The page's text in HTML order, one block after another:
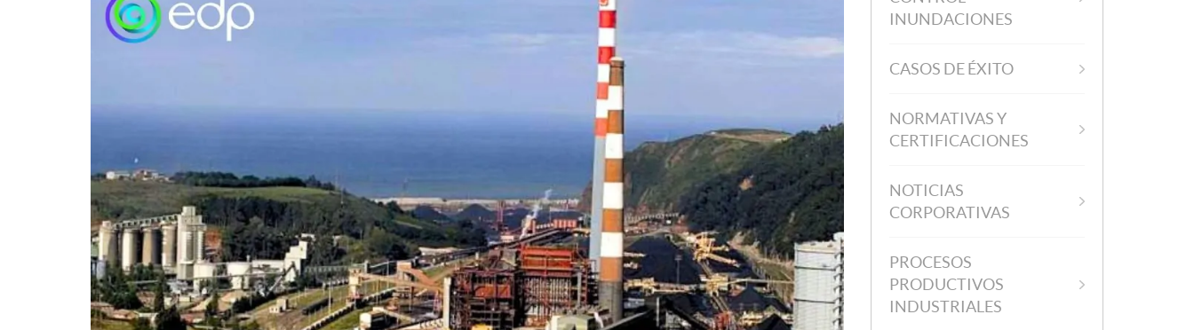
INUNDACIONES
CASOS DE ÉXITO
NORMATIVAS Y
CERTIFICACIONES
NOTICIAS
CORPORATIVAS
PROCESOS
PRODUCTIVOS
INDUSTRIALES